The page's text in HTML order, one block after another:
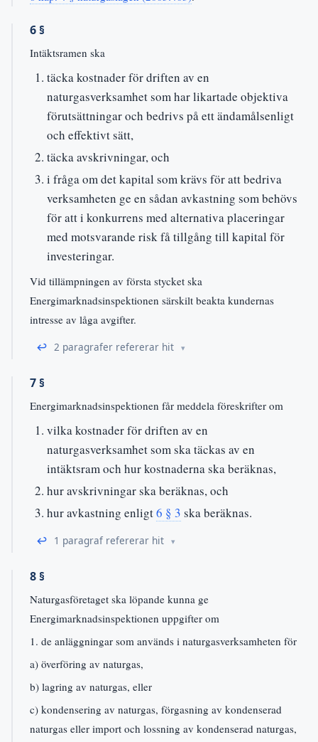
6 §
Intäktsramen ska
täcka kostnader för driften av en
naturgasverksamhet som har likartade objektiva
förutsättningar och bedrivs på ett ändamålsenligt
och effektivt sätt,
täcka avskrivningar, och
i fråga om det kapital som krävs för att bedriva
verksamheten ge en sådan avkastning som behövs
för att i konkurrens med alternativa placeringar
med motsvarande risk få tillgång till kapital för
investeringar.
Vid tillämpningen av första stycket ska
Energimarknadsinspektionen särskilt beakta kundernas
intresse av låga avgifter.
↩ 2 paragrafer refererar hit
7 §
Energimarknadsinspektionen får meddela föreskrifter om
vilka kostnader för driften av en
naturgasverksamhet som ska täckas av en
intäktsram och hur kostnaderna ska beräknas,
hur avskrivningar ska beräknas, och
hur avkastning enligt6 § 3 ska beräknas.
↩ 1 paragraf refererar hit
8 §
Naturgasföretaget ska löpande kunna ge
Energimarknadsinspektionen uppgifter om
1. de anläggningar som används i naturgasverksamheten för
a) överföring av naturgas,
b) lagring av naturgas, eller
c) kondensering av naturgas, förgasning av kondenserad
naturgas eller import och lossning av kondenserad naturgas,